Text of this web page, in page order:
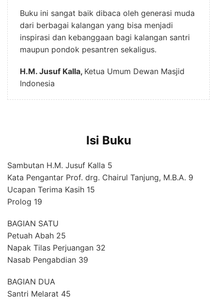
Buku ini sangat baik dibaca oleh generasi muda
dari berbagai kalangan yang bisa menjadi
inspirasi dan kebanggaan bagi kalangan santri
maupun pondok pesantren sekaligus.
H.M. Jusuf Kalla, Ketua Umum Dewan Masjid
Indonesia
Isi Buku
Sambutan H.M. Jusuf Kalla 5
Kata Pengantar Prof. drg. Chairul Tanjung, M.B.A. 9
Ucapan Terima Kasih 15
Prolog 19
BAGIAN SATU
Petuah Abah 25
Napak Tilas Perjuangan 32
Nasab Pengabdian 39
BAGIAN DUA
Santri Melarat 45